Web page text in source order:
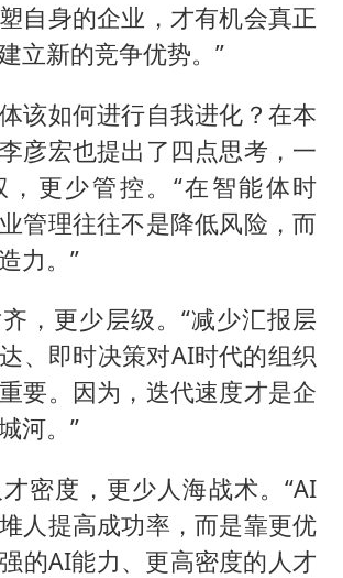
自身的企业，才有机会真正
立新的竞争优势。”
该如何进行自我进化？在本
彦宏也提出了四点思考，一
，更少管控。“在智能体时
管理往往不是降低风险，而
力。”
，更少层级。“减少汇报层
、即时决策对AI时代的组织
要。因为，迭代速度才是企
河。”
密度，更少人海战术。“AI
人提高成功率，而是靠更优
的AI能力、更高密度的人才